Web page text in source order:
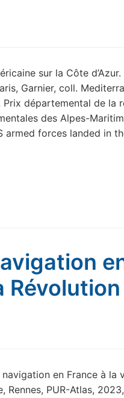
sur la Côte
Garnier, coll.
Prix départemental de la
des Alpes-
armed forces landed in
Révolution
en France à la
Rennes, PUR-Atlas,